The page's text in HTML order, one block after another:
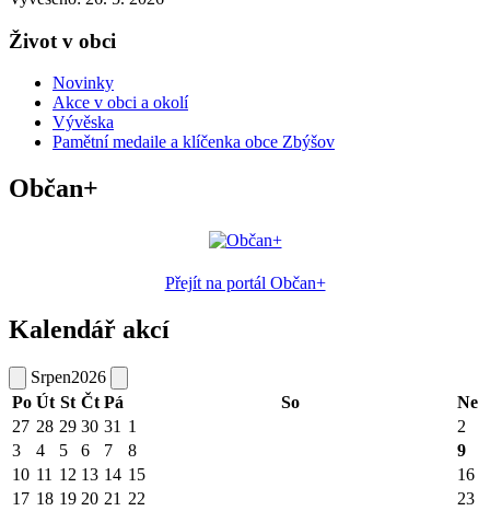
Život v obci
Novinky
Akce v obci a okolí
Vývěska
Pamětní medaile a klíčenka obce Zbýšov
Občan+
Přejít na portál Občan+
Kalendář akcí
Srpen2026
Po Út St Čt Pá So
Ne
27 28 29 30 31 1
2
3
4 5 6 7 8
9
10 11 12 13 14 15
16
17 18 19 20 21 22 23